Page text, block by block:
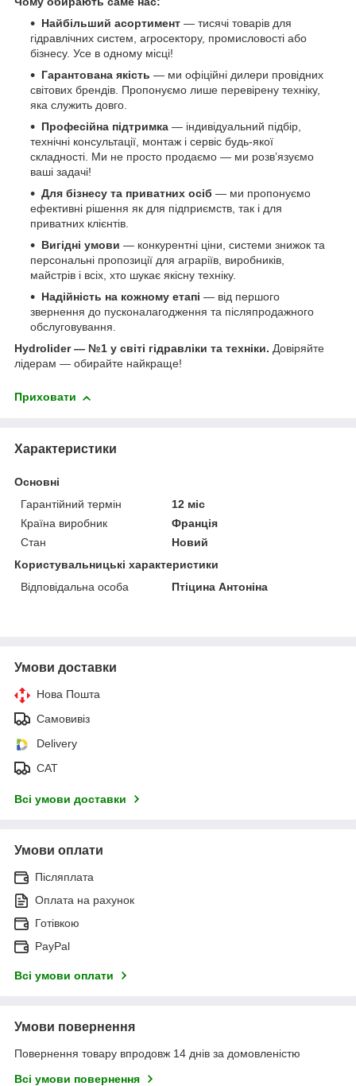
Найбільший асортимент — тисячі товарів для
гідравлічних систем, агросектору, промисловості або
бізнесу. Усе в одному місці!
Гарантована якість — ми офіційні дилери провідних
світових брендів. Пропонуємо лише перевірену техніку,
яка служить довго.
Професійна підтримка — індивідуальний підбір,
технічні консультації, монтаж і сервіс будь-якої
складності. Ми не просто продаємо — ми розв’язуємо
ваші задачі!
Для бізнесу та приватних осіб — ми пропонуємо
ефективні рішення як для підприємств, так і для
приватних клієнтів.
Вигідні умови — конкурентні ціни, системи знижок та
персональні пропозиції для аграріїв, виробників,
майстрів і всіх, хто шукає якісну техніку.
Надійність на кожному етапі — від першого
звернення до пусконалагодження та післяпродажного
обслуговування.
Hydrolider — №1 у світі гідравліки та техніки. Довіряйте
лідерам — обирайте найкраще!
Приховати
Характеристики
Основні
Гарантійний термін
12 міс
Країна виробник
Франція
Стан
Новий
Користувальницькі характеристики
Відповідальна особа
Птіцина Антоніна
Умови доставки
Нова Пошта
Самовивіз
Delivery
САТ
Всі умови доставки
Умови оплати
Післяплата
Оплата на рахунок
Готівкою
PayPal
Всі умови оплати
Умови повернення
Повернення товару впродовж 14 днів за домовленістю
Всі умови повернення